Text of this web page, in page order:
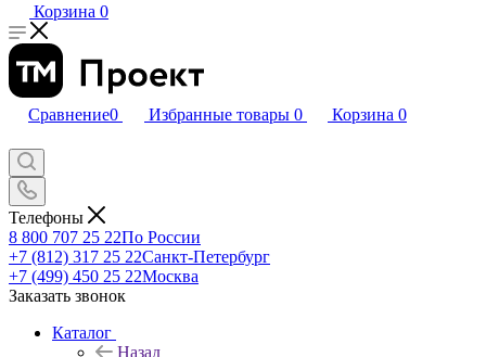
Корзина 0
Сравнение0 Избранные товары 0 Корзина 0
Телефоны
8 800 707 25 22По России
+7 (812) 317 25 22Санкт-Петербург
+7 (499) 450 25 22Москва
Заказать звонок
Каталог
Назад